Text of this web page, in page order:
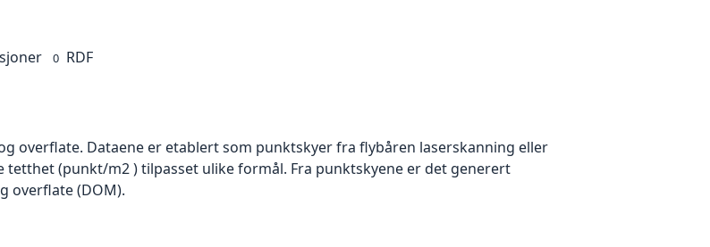
0 RDF
overflate. Dataene er etablert som punktskyer fra flybåren laserskanning eller
(punkt/m2 ) tilpasset ulike formål. Fra punktskyene er det generert
overflate (DOM).